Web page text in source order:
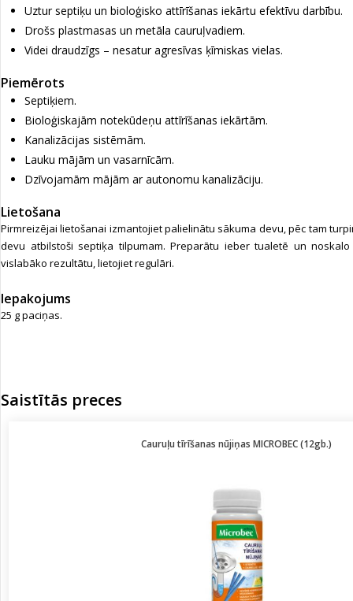
Uztur septiķu un bioloģisko attīrīšanas iekārtu efektīvu darbību.
Drošs plastmasas un metāla cauruļvadiem.
Videi draudzīgs – nesatur agresīvas ķīmiskas vielas.
Piemērots
Septiķiem.
Bioloģiskajām notekūdeņu attīrīšanas iekārtām.
Kanalizācijas sistēmām.
Lauku mājām un vasarnīcām.
Dzīvojamām mājām ar autonomu kanalizāciju.
Lietošana
Pirmreizējai lietošanai izmantojiet palielinātu sākuma devu, pēc tam
devu atbilstoši septiķa tilpumam. Preparātu ieber tualetē un
vislabāko rezultātu, lietojiet regulāri.
Iepakojums
25 g paciņas.
Saistītās preces
Cauruļu tīrīšanas nūjiņas MICROBEC (12gb.)